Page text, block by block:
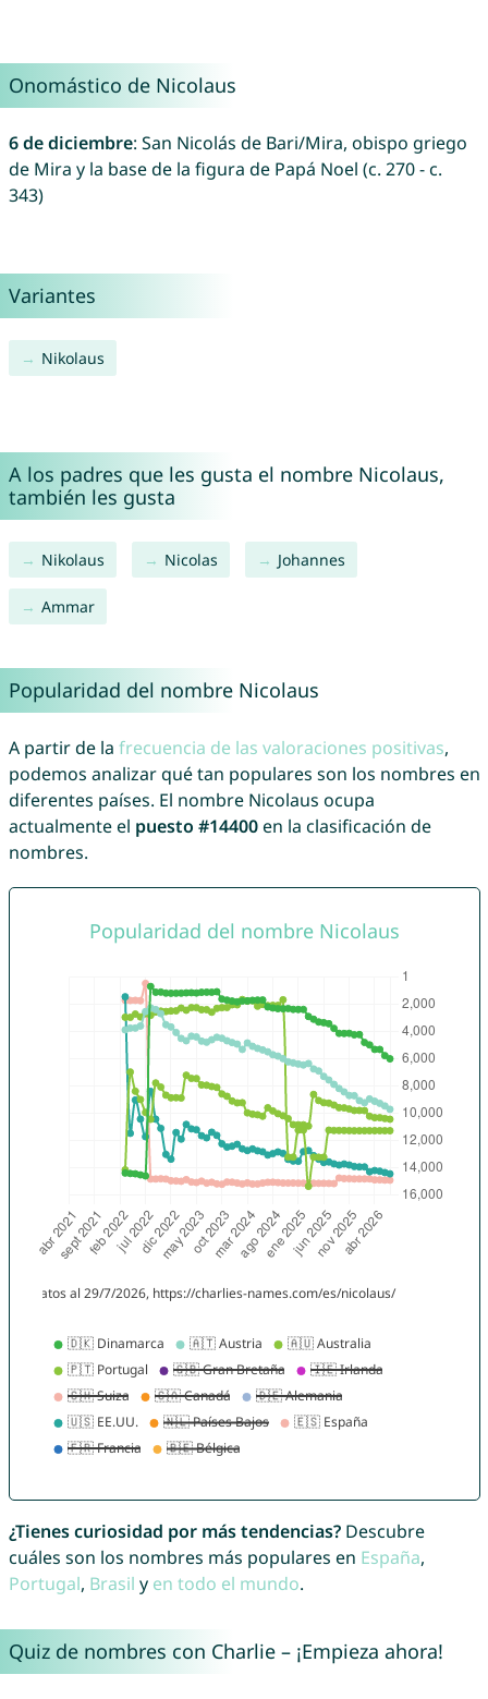
Onomástico de Nicolaus
6 de diciembre: San Nicolás de Bari/Mira, obispo griego
de Mira y la base de la figura de Papá Noel (c. 270 - c.
343)
Variantes
Nikolaus
A los padres que les gusta el nombre Nicolaus,
también les gusta
Nikolaus Nicolas Johannes
Ammar
Popularidad del nombre Nicolaus
A partir de la frecuencia de las valoraciones positivas,
podemos analizar qué tan populares son los nombres en
diferentes países. El nombre Nicolaus ocupa
actualmente el puesto #14400en la clasificación de
nombres.
¿Tienes curiosidad por más tendencias?Descubre
cuáles son los nombres más populares en España,
Portugal, Brasil y en todo el mundo.
Quiz de nombres con Charlie – ¡Empieza ahora!